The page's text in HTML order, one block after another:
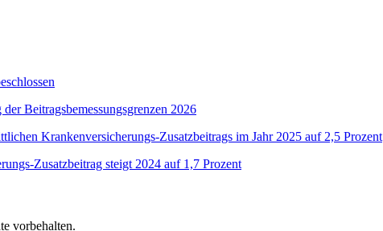
Beitragsbemessungsgrenzen 2026
Krankenversicherungs-Zusatzbeitrags im Jahr 2025 auf 2,5 Prozent
Zusatzbeitrag steigt 2024 auf 1,7 Prozent
vorbehalten.